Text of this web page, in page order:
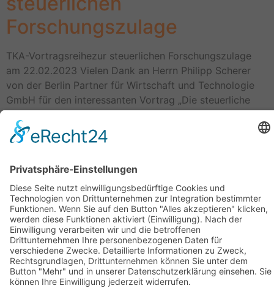
Forschungszulage
TKA-Vortragsreihezur steuerlichen Forschungszulage
am 22.02.2023 Vielen Dank an Herrn Philipp Scherer
von der Berlin Partner für Wirtschaft und Technologie
GmbH für den interessanten Vortrag „Die steuerliche
für KMU“ Die steuerliche Forschungszulage ermöglicht
es Unternehmen, einen Teil ihrer Aufwendungen für
vom Staat zu erhalten. Hier erfuhren […]
Geschäftsstelle Adlershof
Kekuléstraße 2-4
12489 Berlin